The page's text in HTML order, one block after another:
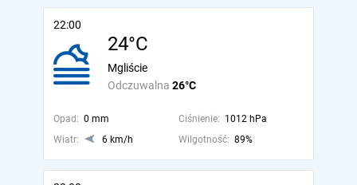
22:00
24°C
Odczuwalna 26°C
Mgliście
Opad: 0 mm Ciśnienie: 1012 hPa
Wiatr:
6 km/h Wilgotność: 89%